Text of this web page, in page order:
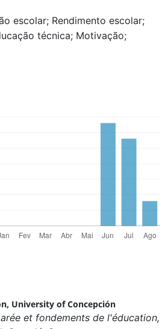
escolar; Rendimento escolar;
técnica; Motivação;
University of Concepción
et fondements de l'éducation,